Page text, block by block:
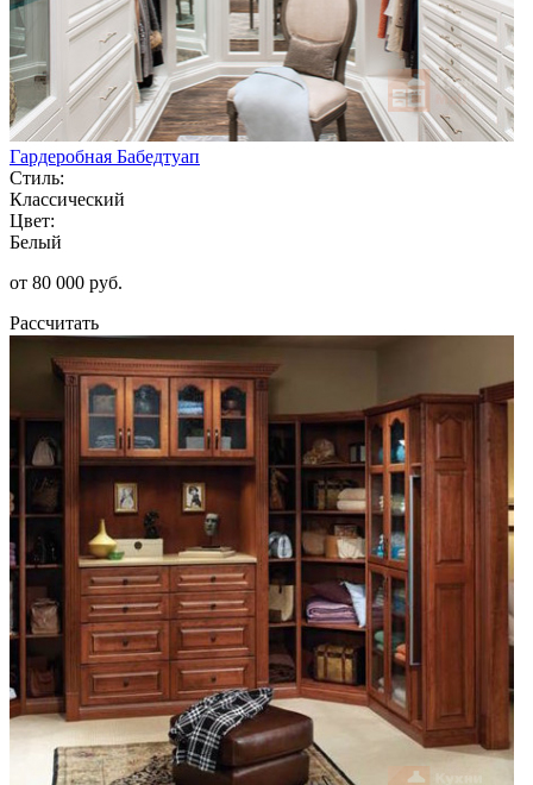
Гардеробная Бабедтуап
Стиль:
Классический
Цвет:
Белый
от 80 000 руб.
Рассчитать